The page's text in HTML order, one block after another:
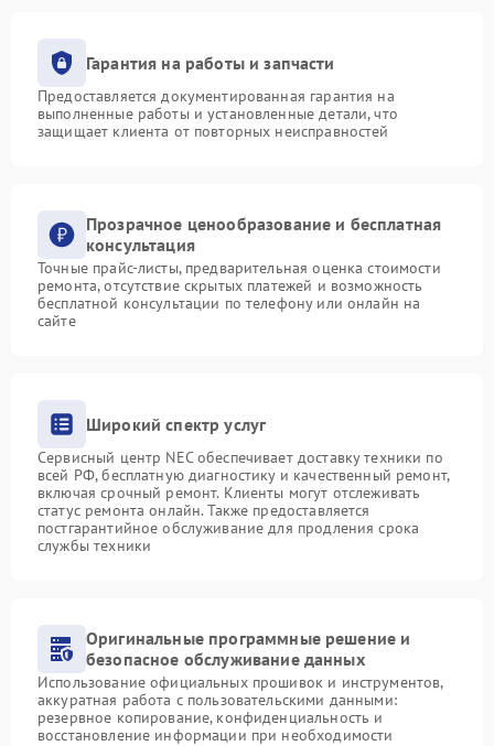
Гарантия на работы и запчасти
Предоставляется документированная гарантия на
выполненные работы и установленные детали, что
защищает клиента от повторных неисправностей
Прозрачное ценообразование и бесплатная
консультация
Точные прайс-листы, предварительная оценка стоимости
ремонта, отсутствие скрытых платежей и возможность
бесплатной консультации по телефону или онлайн на
сайте
Широкий спектр услуг
Сервисный центр NEC обеспечивает доставку техники по
всей РФ, бесплатную диагностику и качественный ремонт,
включая срочный ремонт. Клиенты могут отслеживать
статус ремонта онлайн. Также предоставляется
постгарантийное обслуживание для продления срока
службы техники
Оригинальные программные решение и
безопасное обслуживание данных
Использование официальных прошивок и инструментов,
аккуратная работа с пользовательскими данными:
резервное копирование, конфиденциальность и
восстановление информации при необходимости